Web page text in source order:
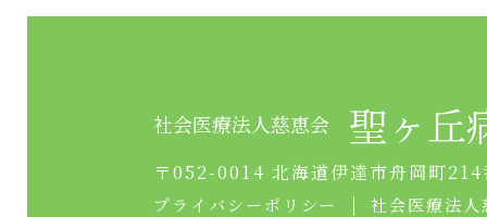
社会医療法人慈恵会 聖ヶ丘
〒052-0014 北海道伊達市舟岡町
プライバシーポリシー 社会医療法人